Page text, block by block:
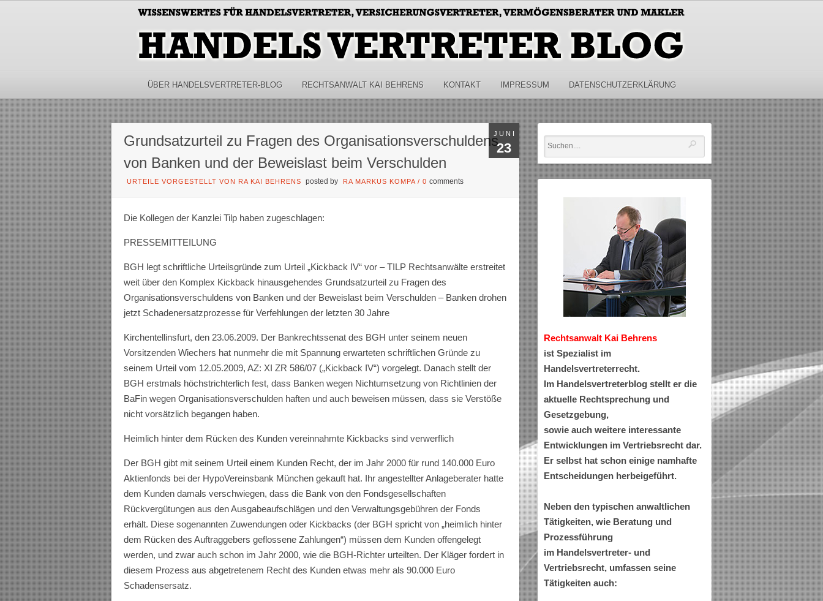
ÜBER HANDELSVERTRETER-BLOG RECHTSANWALT KAI BEHRENS KONTAKT IMPRESSUM DATENSCHUTZERKLÄRUNG
JUNI
23
Grundsatzurteil zu Fragen des Organisationsverschuldens
von Banken und der Beweislast beim Verschulden
URTEILE VORGESTELLT VON RA KAI BEHRENS posted by RA MARKUS KOMPA /0comments
Die Kollegen der Kanzlei Tilp haben zugeschlagen:
PRESSEMITTEILUNG
BGH legt schriftliche Urteilsgründe zum Urteil „Kickback IV“ vor – TILP Rechtsanwälte erstreitet
weit über den Komplex Kickback hinausgehendes Grundsatzurteil zu Fragen des
Organisationsverschuldens von Banken und der Beweislast beim Verschulden – Banken drohen
jetzt Schadenersatzprozesse für Verfehlungen der letzten 30 Jahre
Kirchentellinsfurt, den 23.06.2009. Der Bankrechtssenat des BGH unter seinem neuen
Vorsitzenden Wiechers hat nunmehr die mit Spannung erwarteten schriftlichen Gründe zu
seinem Urteil vom 12.05.2009, AZ: XI ZR 586/07 („Kickback IV“) vorgelegt. Danach stellt der
BGH erstmals höchstrichterlich fest, dass Banken wegen Nichtumsetzung von Richtlinien der
BaFin wegen Organisationsverschulden haften und auch beweisen müssen, dass sie Verstöße
nicht vorsätzlich begangen haben.
Heimlich hinter dem Rücken des Kunden vereinnahmte Kickbacks sind verwerflich
Der BGH gibt mit seinem Urteil einem Kunden Recht, der im Jahr 2000 für rund 140.000 Euro
Aktienfonds bei der HypoVereinsbank München gekauft hat. Ihr angestellter Anlageberater hatte
dem Kunden damals verschwiegen, dass die Bank von den Fondsgesellschaften
Rückvergütungen aus den Ausgabeaufschlägen und den Verwaltungsgebühren der Fonds
erhält. Diese sogenannten Zuwendungen oder Kickbacks (der BGH spricht von „heimlich hinter
dem Rücken des Auftraggebers geflossene Zahlungen“) müssen dem Kunden offengelegt
werden, und zwar auch schon im Jahr 2000, wie die BGH-Richter urteilten. Der Kläger fordert in
diesem Prozess aus abgetretenem Recht des Kunden etwas mehr als 90.000 Euro
Schadensersatz.
Rechtsanwalt Kai Behrens
ist Spezialist im
Handelsvertreterrecht.
Im Handelsvertreterblog stellt er die
aktuelle Rechtsprechung und
Gesetzgebung,
sowie auch weitere interessante
Entwicklungen im Vertriebsrecht dar.
Er selbst hat schon einige namhafte
Entscheidungen herbeigeführt.
Neben den typischen anwaltlichen
Tätigkeiten, wie Beratung und
Prozessführung
im Handelsvertreter- und
Vertriebsrecht, umfassen seine
Tätigkeiten auch: